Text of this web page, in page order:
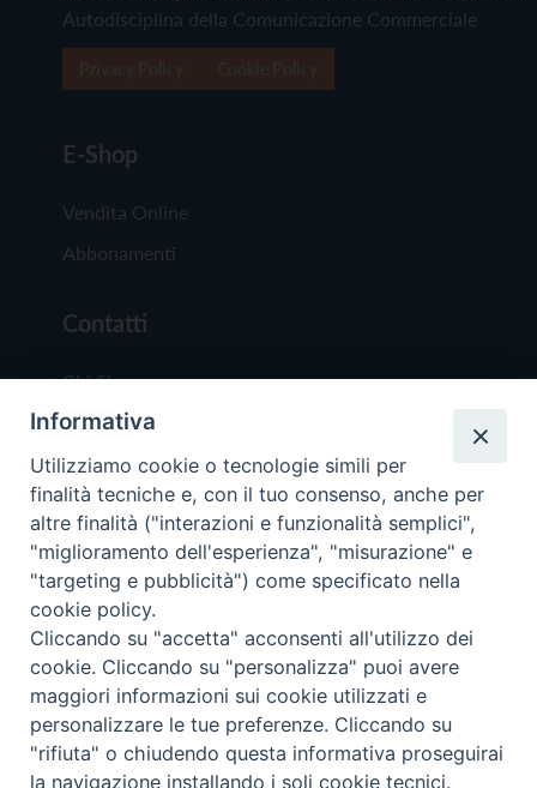
Autodisciplina della Comunicazione Commerciale
E-Shop
Vendita Online
Abbonamenti
Contatti
Chi Siamo
Redazione
Scrivici
Copyright © 2019 - Tutti i diritti riservati - Vita
Trentina Editrice
Privacy Policy
Torna
Informativa
Utilizziamo cookie o tecnologie simili per
finalità tecniche e, con il tuo consenso, anche per
altre finalità ("interazioni e funzionalità semplici",
"miglioramento dell'esperienza", "misurazione" e
"targeting e pubblicità") come specificato nella
cookie policy.
Cliccando su "accetta" acconsenti all'utilizzo dei
cookie. Cliccando su "personalizza" puoi avere
maggiori informazioni sui cookie utilizzati e
personalizzare le tue preferenze. Cliccando su
"rifiuta" o chiudendo questa informativa proseguirai
la navigazione installando i soli cookie tecnici.